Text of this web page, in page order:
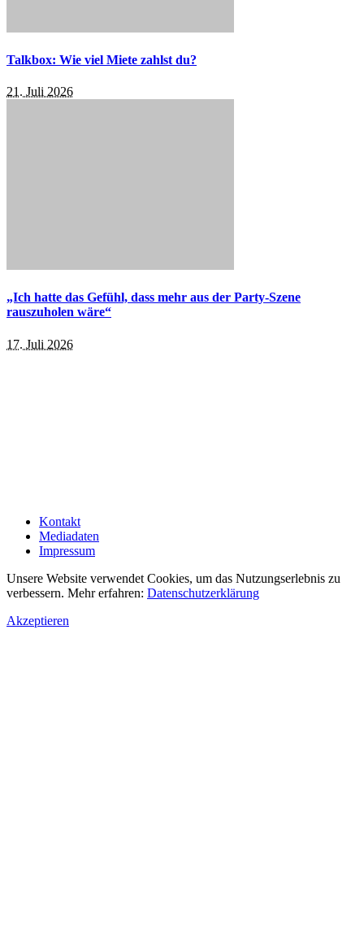
Talkbox: Wie viel Miete zahlst du?
21. Juli 2026
„Ich hatte das Gefühl, dass mehr aus der Party-Szene
rauszuholen wäre“
17. Juli 2026
Kontakt
Mediadaten
Impressum
Unsere Website verwendet Cookies, um das Nutzungserlebnis zu
verbessern. Mehr erfahren: Datenschutzerklärung
Akzeptieren